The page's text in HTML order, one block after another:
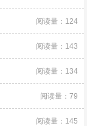
阅读量：124
阅读量：143
阅读量：134
阅读量：79
阅读量：145